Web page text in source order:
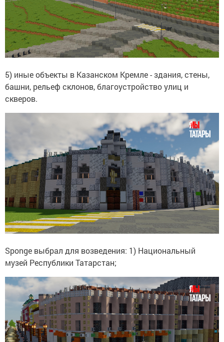
5) иные объекты в Казанском Кремле - здания, стены,
башни, рельеф склонов, благоустройство улиц и
скверов.
Sponge выбрал для возведения: 1) Национальный
музей Республики Татарстан;